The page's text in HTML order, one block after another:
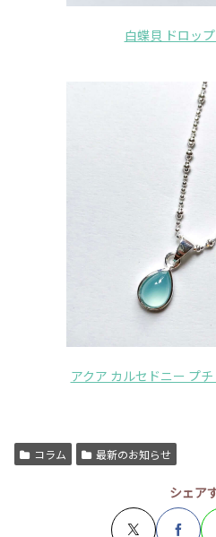
白蝶貝 ドロッ
アクア カルセドニー プ
コラム 最新のお知らせ
シェア